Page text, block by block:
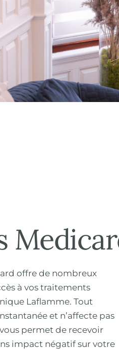
offre de nombreux
à vos traitements
Laflamme. Tout
et n’affecte pas
permet de recevoir
impact négatif sur votre